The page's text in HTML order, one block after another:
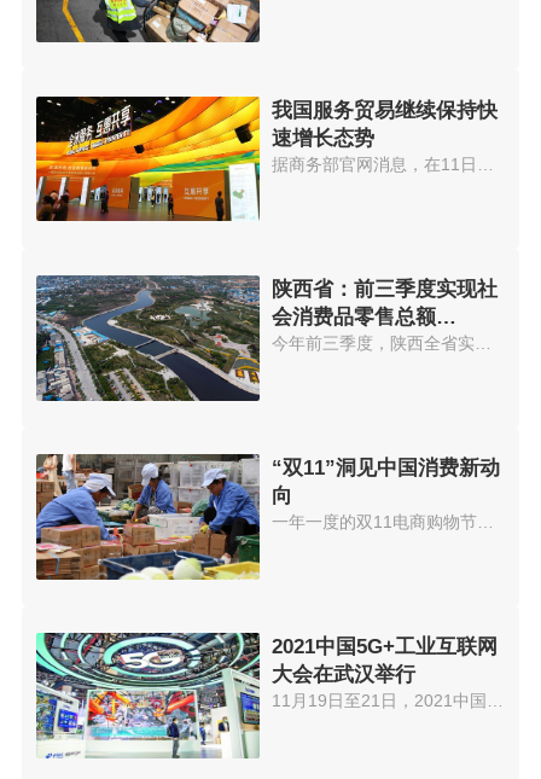
我国服务贸易继续保持快
速增长态势
陕西省：前三季度实现社
会消费品零售总额
7415.78亿元
“双11”洞见中国消费新动
向
一年一度的双11电商购物节，再次...
2021中国5G+工业互联网
大会在武汉举行